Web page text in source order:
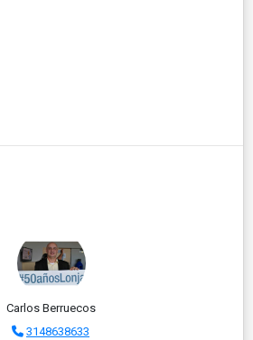
Carlos Berruecos
3148638633